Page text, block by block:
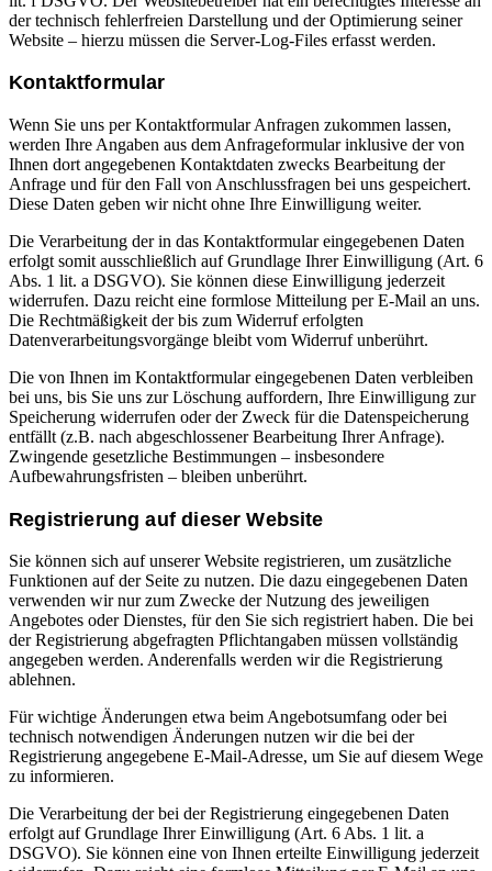
der technisch fehlerfreien Darstellung und der Optimierung seiner
Website – hierzu müssen die Server-Log-Files erfasst werden.
Kontaktformular
Wenn Sie uns per Kontaktformular Anfragen zukommen lassen,
werden Ihre Angaben aus dem Anfrageformular inklusive der von
Ihnen dort angegebenen Kontaktdaten zwecks Bearbeitung der
Anfrage und für den Fall von Anschlussfragen bei uns gespeichert.
Diese Daten geben wir nicht ohne Ihre Einwilligung weiter.
Die Verarbeitung der in das Kontaktformular eingegebenen Daten
erfolgt somit ausschließlich auf Grundlage Ihrer Einwilligung (Art. 6
Abs. 1 lit. a DSGVO). Sie können diese Einwilligung jederzeit
widerrufen. Dazu reicht eine formlose Mitteilung per E-Mail an uns.
Die Rechtmäßigkeit der bis zum Widerruf erfolgten
Datenverarbeitungsvorgänge bleibt vom Widerruf unberührt.
Die von Ihnen im Kontaktformular eingegebenen Daten verbleiben
bei uns, bis Sie uns zur Löschung auffordern, Ihre Einwilligung zur
Speicherung widerrufen oder der Zweck für die Datenspeicherung
entfällt (z.B. nach abgeschlossener Bearbeitung Ihrer Anfrage).
Zwingende gesetzliche Bestimmungen – insbesondere
Aufbewahrungsfristen – bleiben unberührt.
Registrierung auf dieser Website
Sie können sich auf unserer Website registrieren, um zusätzliche
Funktionen auf der Seite zu nutzen. Die dazu eingegebenen Daten
verwenden wir nur zum Zwecke der Nutzung des jeweiligen
Angebotes oder Dienstes, für den Sie sich registriert haben. Die bei
der Registrierung abgefragten Pflichtangaben müssen vollständig
angegeben werden. Anderenfalls werden wir die Registrierung
ablehnen.
Für wichtige Änderungen etwa beim Angebotsumfang oder bei
technisch notwendigen Änderungen nutzen wir die bei der
Registrierung angegebene E-Mail-Adresse, um Sie auf diesem Wege
zu informieren.
Die Verarbeitung der bei der Registrierung eingegebenen Daten
erfolgt auf Grundlage Ihrer Einwilligung (Art. 6 Abs. 1 lit. a
DSGVO). Sie können eine von Ihnen erteilte Einwilligung jederzeit